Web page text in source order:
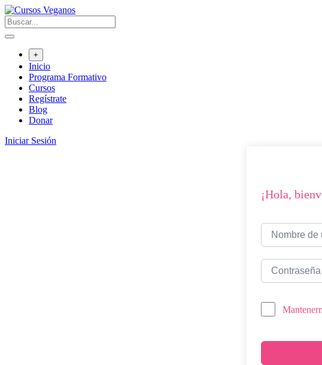
Saltar
al
contenido
+
Inicio
Programa Formativo
Cursos
Regístrate
Blog
Donar
Iniciar Sesión
¡Hola,